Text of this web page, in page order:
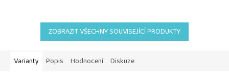
ZOBRAZIT VŠECHNY SOUVISEJÍCÍ PRODUKTY
Varianty Popis Hodnocení Diskuze